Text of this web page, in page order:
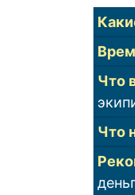
Что
Что